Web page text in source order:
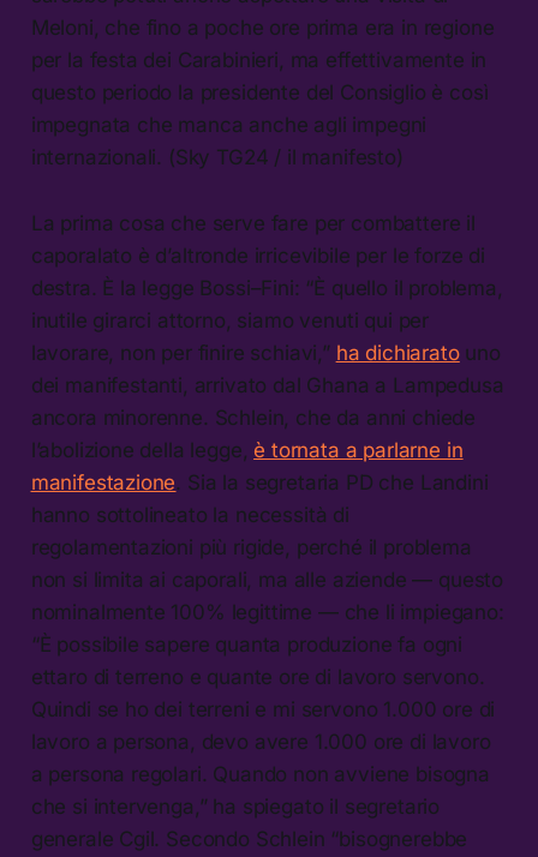
Meloni, che fino a poche ore prima era in regione
per la festa dei Carabinieri, ma effettivamente in
questo periodo la presidente del Consiglio è così
impegnata che manca anche agli impegni
internazionali. (Sky TG24 / il manifesto)
La prima cosa che serve fare per combattere il
caporalato è d’altronde irricevibile per le forze di
destra. È la legge Bossi–Fini: “È quello il problema,
inutile girarci attorno, siamo venuti qui per
lavorare, non per finire schiavi,” ha dichiaratouno
dei manifestanti, arrivato dal Ghana a Lampedusa
ancora minorenne. Schlein, che da anni chiede
l’abolizione della legge, è tornata a parlarne in
manifestazione. Sia la segretaria PD che Landini
hanno sottolineato la necessità di
regolamentazioni più rigide, perché il problema
non si limita ai caporali, ma alle aziende — questo
nominalmente 100% legittime — che li impiegano:
“È possibile sapere quanta produzione fa ogni
ettaro di terreno e quante ore di lavoro servono.
Quindi se ho dei terreni e mi servono 1.000 ore di
lavoro a persona, devo avere 1.000 ore di lavoro
a persona regolari. Quando non avviene bisogna
che si intervenga,” ha spiegato il segretario
generale Cgil. Secondo Schlein “bisognerebbe